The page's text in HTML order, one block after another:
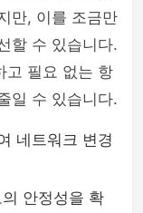
만, 이를 조금만
할 수 있습니다.
고 필요 없는 항
일 수 있습니다.
네트워크 변경
안정성을 확